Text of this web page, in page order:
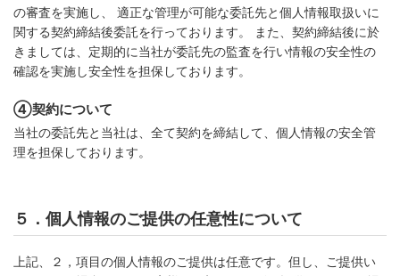
の審査を実施し、 適正な管理が可能な委託先と個人情報取扱いに
関する契約締結後委託を行っております。 また、契約締結後に於
きましては、定期的に当社が委託先の監査を行い情報の安全性の
確認を実施し安全性を担保しております。
④契約について
当社の委託先と当社は、全て契約を締結して、個人情報の安全管
理を担保しております。
５．個人情報のご提供の任意性について
上記、２，項目の個人情報のご提供は任意です。但し、ご提供い